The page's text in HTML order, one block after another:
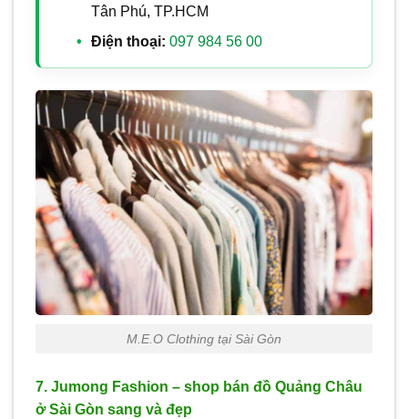
Tân Phú, TP.HCM
Điện thoại: 097 984 56 00
M.E.O Clothing tại Sài Gòn
7. Jumong Fashion – shop bán đồ Quảng Châu
ở Sài Gòn sang và đẹp